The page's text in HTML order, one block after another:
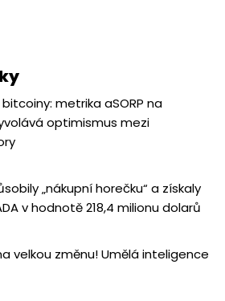
metrika aSORP na
optimismus mezi
„nákupní horečku“ a získaly
v hodnotě 218,4 milionu dolarů
velkou změnu! Umělá inteligence